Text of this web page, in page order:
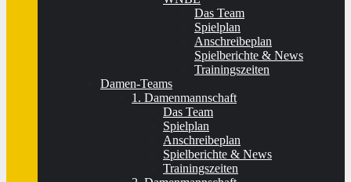
Das Team
Spielplan
Anschreibeplan
Spielberichte & News
Trainingszeiten
Damen-Teams
1. Damenmannschaft
Das Team
Spielplan
Anschreibeplan
Spielberichte & News
Trainingszeiten